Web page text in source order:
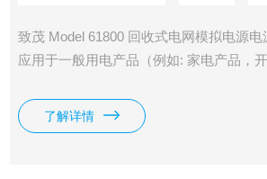
致茂 Model 61800 回收式电网模拟电源
应用于一般用电产品（例如: 家电产品，
（OCP）来保护61800。当待测物为会将
品.
了解详情